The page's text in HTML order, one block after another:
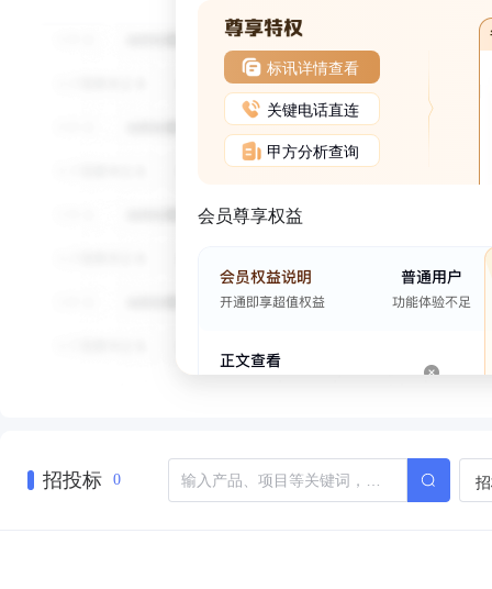
标讯详情查看
关键电话直连
甲方分析查询
会员尊享权益
招投标 0